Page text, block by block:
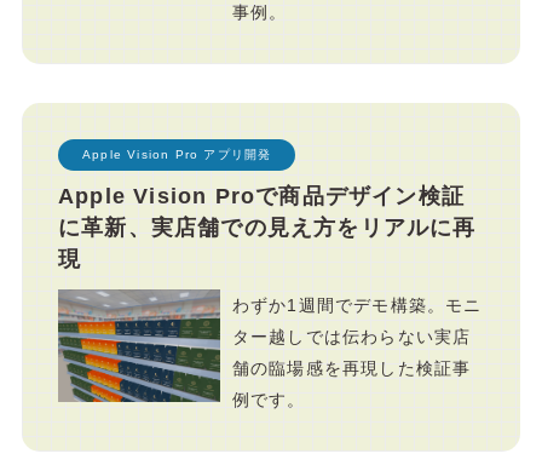
事例。
Apple Vision Pro アプリ開発
Apple Vision Proで商品デザイン検証
に革新、実店舗での見え方をリアルに再
現
わずか1週間でデモ構築。モニ
ター越しでは伝わらない実店
舗の臨場感を再現した検証事
例です。